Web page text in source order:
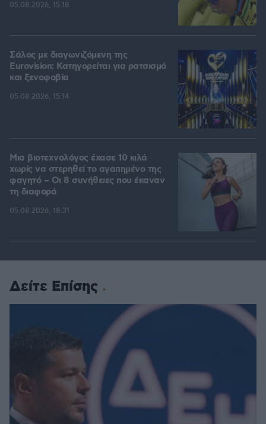
05.08.2026, 15:18
Σάλος με διαγωνιζόμενη της
Eurovision: Κατηγορείται για ρατσισμό
και ξενοφοβία
05.08.2026, 15:14
Μια βιοτεχνολόγος έχασε 10 κιλά
χωρίς να στερηθεί το αγαπημένο της
φαγητό – Οι 8 συνήθειες που έκαναν
τη διαφορά
05.08.2026, 18:31
Δείτε Επίσης